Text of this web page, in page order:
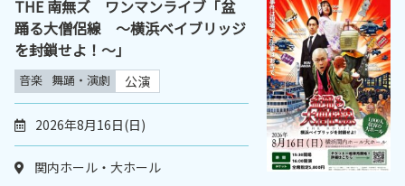
THE 南無ズ ワンマンライブ「盆
踊る大僧侶線 ～横浜ベイブリッジ
を封鎖せよ！～｣
音楽 舞踊・演劇 公演
2026年8月16日(日)
関内ホール・大ホール